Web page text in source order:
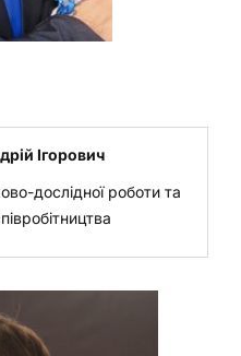
Ігорович
дослідної роботи та